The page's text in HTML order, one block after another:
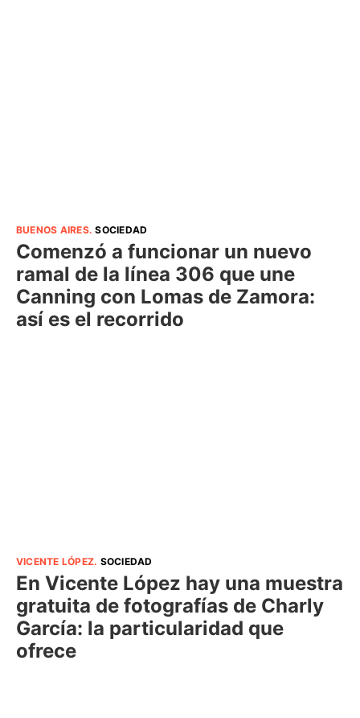
BUENOS AIRES.SOCIEDAD
Comenzó a funcionar un nuevo
ramal de la línea 306 que une
Canning con Lomas de Zamora:
así es el recorrido
VICENTE LÓPEZ. SOCIEDAD
En Vicente López hay una muestra
gratuita de fotografías de Charly
García: la particularidad que
ofrece